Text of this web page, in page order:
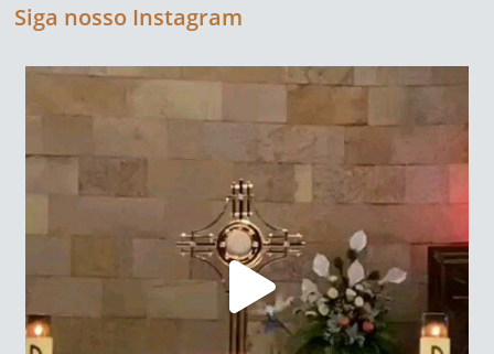
Siga nosso Instagram